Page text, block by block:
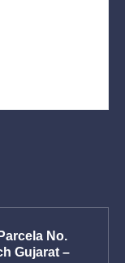
No.
Gujarat –